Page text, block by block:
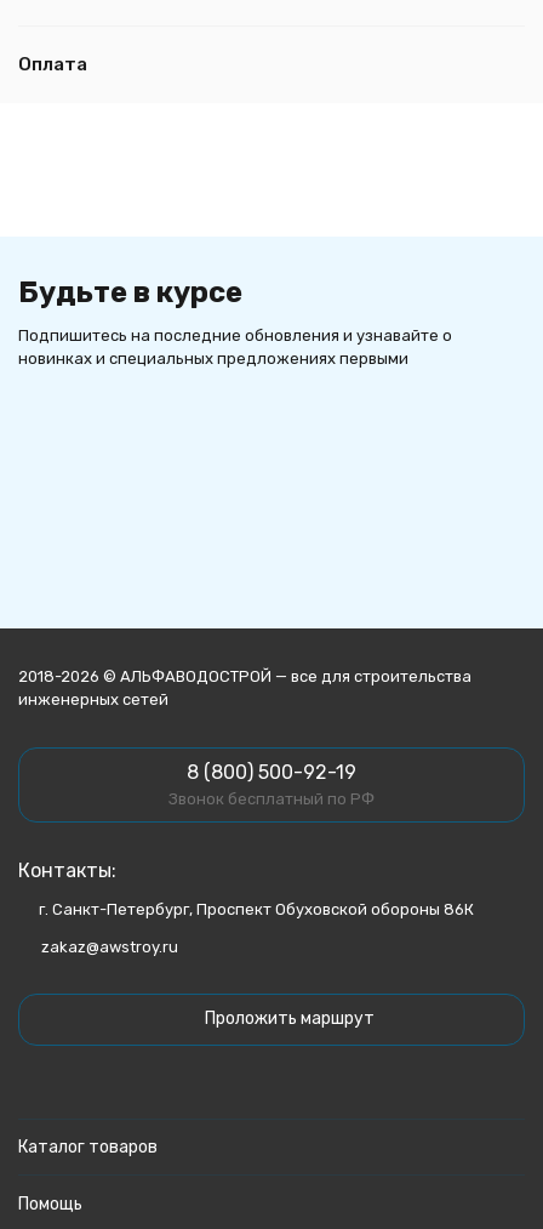
Оплата
Будьте в курсе
Подпишитесь на последние обновления и узнавайте о
новинках и специальных предложениях первыми
2018-2026 © АЛЬФАВОДОСТРОЙ — все для строительства
инженерных сетей
8 (800) 500-92-19
Звонок бесплатный по РФ
Контакты:
г. Санкт-Петербург, Проспект Обуховской обороны 86К
zakaz@awstroy.ru
Проложить маршрут
Каталог товаров
Помощь